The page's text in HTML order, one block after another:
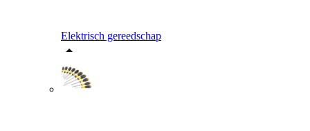
Elektrisch gereedschap